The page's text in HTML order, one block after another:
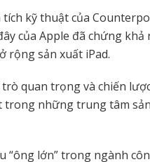
kỹ thuật của
của Apple đã chứng khả
rộng sản xuất iPad.
quan trọng và chiến
những trung tâm
“ông lớn” trong ngành